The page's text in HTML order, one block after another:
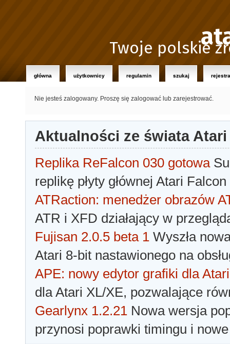
Twoje polskie
główna użytkownicy regulamin szukaj
Nie jesteś zalogowany. Proszę się zalogować lub zarejestrować.
Aktualności ze świata Atari
Replika ReFalcon 030 gotowa
replikę płyty głównej Atari
ATRaction: menedżer obrazów
ATR i XFD działający w
Fujisan 2.0.5 beta 1 Wyszła
Atari 8-bit nastawionego na
APE: nowy edytor grafiki dla Atari
dla Atari XL/XE, pozwalające
Gearlynx 1.2.21 Nowa wersja
przynosi poprawki timingu i